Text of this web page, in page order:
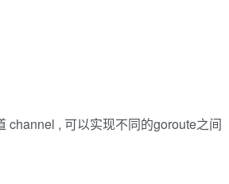
channel , 可以实现不同的goroute之间